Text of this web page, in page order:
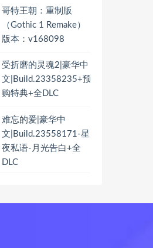
哥特王朝：重制版
（Gothic 1 Remake）
版本：v168098
受折磨的灵魂2|豪华中
文|Build.23358235+预
购特典+全DLC
难忘的爱|豪华中
文|Build.23558171-星
夜私语-月光告白+全
DLC